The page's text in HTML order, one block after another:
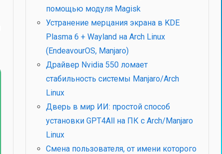
помощью модуля Magisk
Устранение мерцания экрана в KDE
Plasma 6 + Wayland на Arch Linux
(EndeavourOS, Manjaro)
Драйвер Nvidia 550 ломает
стабильность системы Manjaro/Arch
Linux
Дверь в мир ИИ: простой способ
установки GPT4All на ПК с Arch/Manjaro
Linux
Смена пользователя, от имени которого